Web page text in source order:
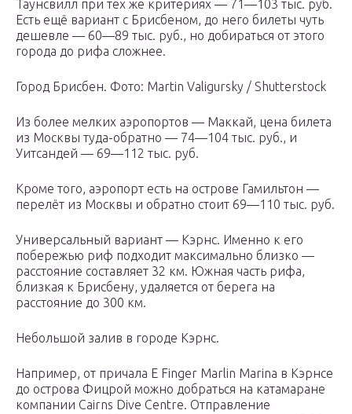
Таунсвилл при тех же критериях — 71—103 тыс. руб.
Есть ещё вариант с Брисбеном, до него билеты чуть
дешевле — 60—89 тыс. руб., но добираться от этого
города до рифа сложнее.
Город Брисбен. Фото: Martin Valigursky / Shutterstock
Из более мелких аэропортов — Маккай, цена билета
из Москвы туда-обратно — 74—104 тыс. руб., и
Уитсандей — 69—112 тыс. руб.
Кроме того, аэропорт есть на острове Гамильтон —
перелёт из Москвы и обратно стоит 69—110 тыс. руб.
Универсальный вариант — Кэрнс. Именно к его
побережью риф подходит максимально близко —
расстояние составляет 32 км. Южная часть рифа,
близкая к Брисбену, удаляется от берега на
расстояние до 300 км.
Небольшой залив в городе Кэрнс.
Например, от причала E Finger Marlin Marina в Кэрнсе
до острова Фицрой можно добраться на катамаране
компании Cairns Dive Centre. Отправление